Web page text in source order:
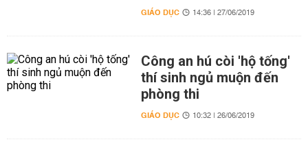
GIÁO DỤC 14:36 | 27/06/2019
Công an hú còi 'hộ tống'
thí sinh ngủ muộn đến
phòng thi
GIÁO DỤC 10:32 | 26/06/2019